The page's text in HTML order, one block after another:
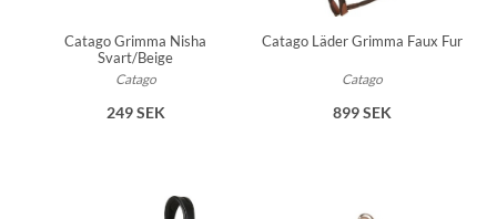
Catago Grimma Nisha
Svart/Beige
Catago
249 SEK
Catago Läder Grimma Faux Fur
Catago
899 SEK